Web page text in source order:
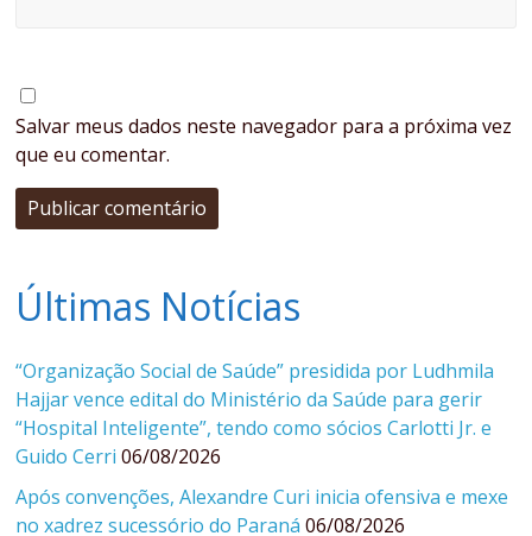
Salvar meus dados neste navegador para a próxima vez
que eu comentar.
Últimas Notícias
“Organização Social de Saúde” presidida por Ludhmila
Hajjar vence edital do Ministério da Saúde para gerir
“Hospital Inteligente”, tendo como sócios Carlotti Jr. e
Guido Cerri 06/08/2026
Após convenções, Alexandre Curi inicia ofensiva e mexe
no xadrez sucessório do Paraná 06/08/2026